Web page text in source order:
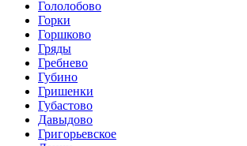
Гололобово
Горки
Горшково
Гряды
Гребнево
Губино
Гришенки
Губастово
Давыдово
Григорьевское